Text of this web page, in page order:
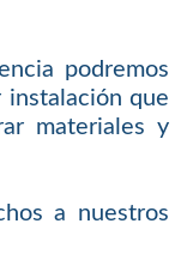
podremos
instalación que
materiales y
a nuestros